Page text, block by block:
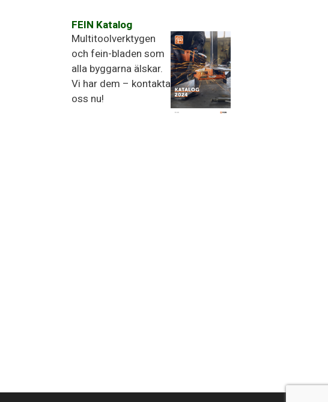
FEIN Katalog
Multitoolverktygen
och fein-bladen som
alla byggarna älskar.
Vi har dem – kontakta